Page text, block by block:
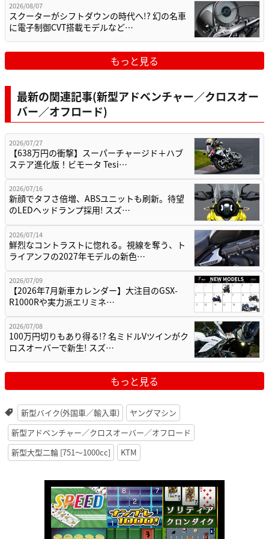
2026/08/07
スクーターがシフトダウンの時代へ!? 幻の名車
に電子制御CVT搭載モデルなど…
もっと見る
最新の関連記事(新型アドベンチャー／クロスオー
バー／オフロード)
2026/07/27
【638万円の衝撃】スーパーチャージド＋ハブ
ステア進化版！ビモータ Tesi…
2026/07/16
新顔でタフさ倍増、ABSユニットも刷新。待望
のLEDヘッドランプ採用! スズ…
2026/07/14
鮮烈なコントラストに惚れる。視線を奪う、ト
ライアンフの2027年モデルの新色…
2026/07/09
【2026年7月新車カレンダー】大注目のGSX-
R1000Rや実力派エリミネ…
2026/07/08
100万円切りもあり得る!? 名ミドルVツインがク
ロスオーバーで新生! スズ…
もっと見る
新型バイク(外国車／輸入車)
ヤングマシン
新型アドベンチャー／クロスオーバー／オフロード
新型大型二輪 [751〜1000cc]
KTM